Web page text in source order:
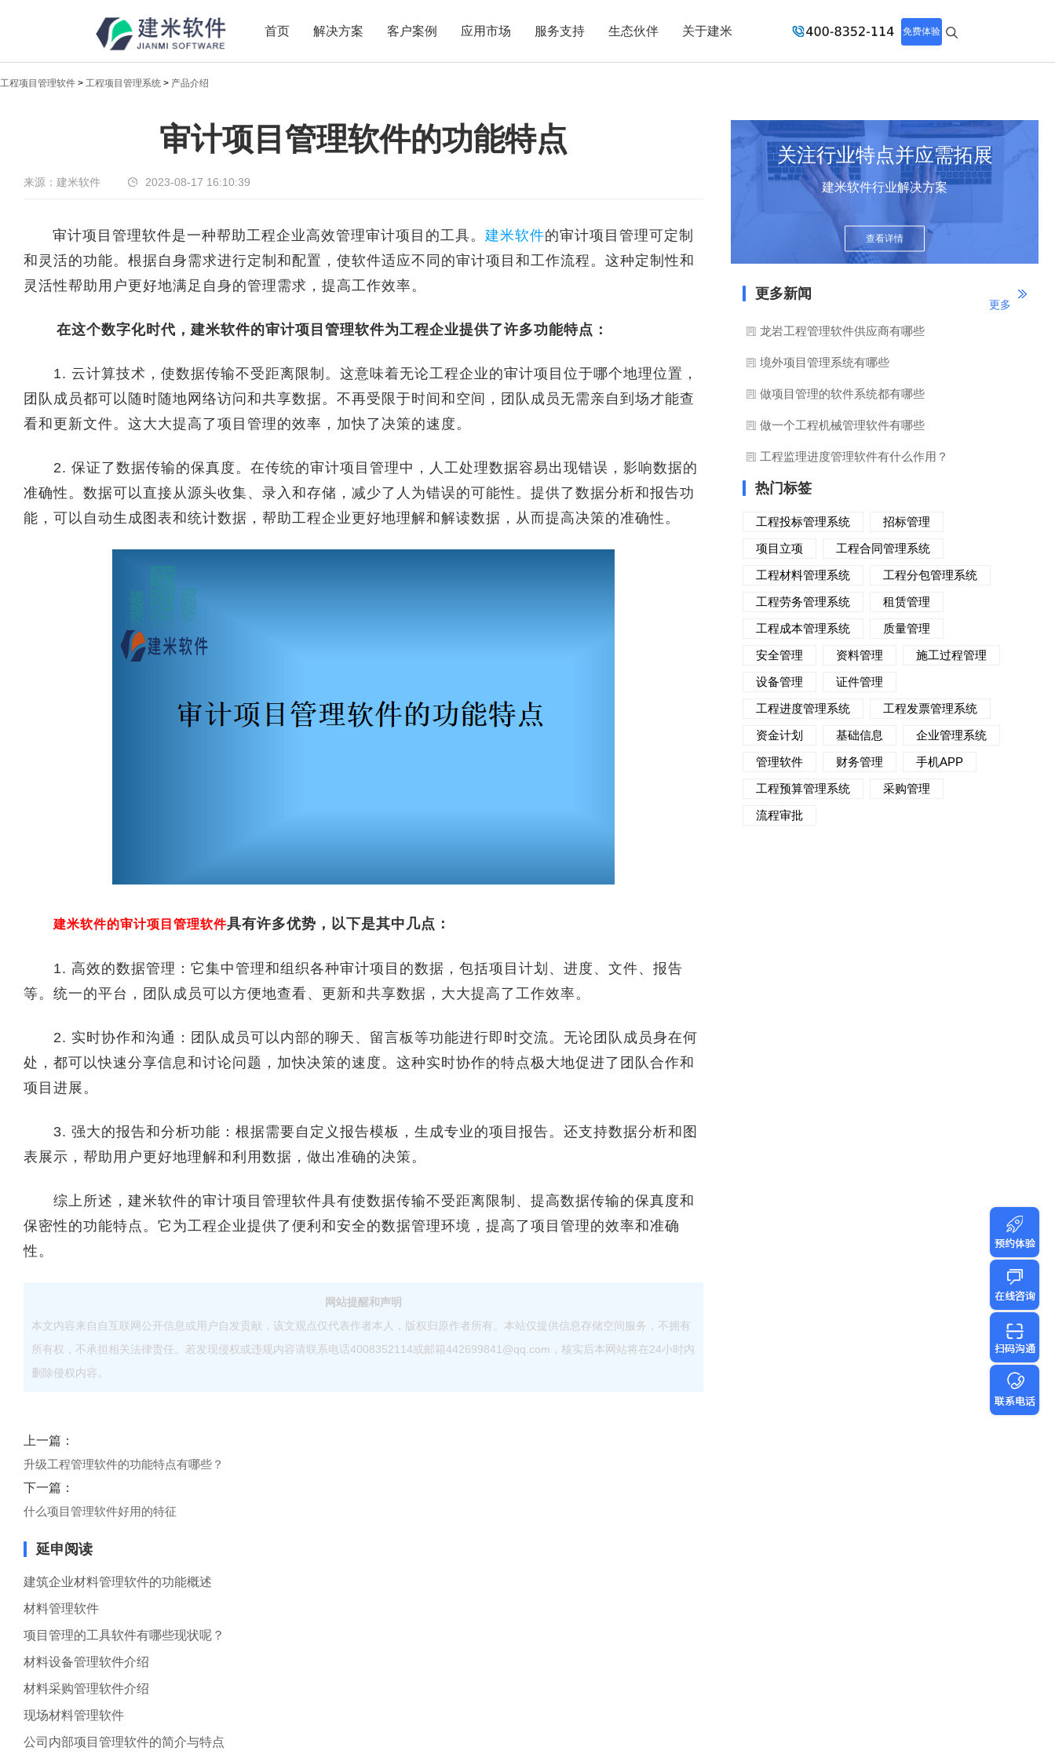
首页 解决方案 客户案例 应用市场 服务支持 生态伙伴 关于建米 免费体验
新闻中心
传递实时热点，共享商业价值
工程项目管理软件 > 工程项目管理系统 > 产品介绍
审计项目管理软件的功能特点
来源：建米软件 2023-08-17 16:10:39
审计项目管理软件是一种帮助工程企业高效管理审计项目的工具。 建米软件的审计项目管理可定制
和灵活的功能。根据自身需求进行定制和配置，使软件适应不同的审计项目和工作流程。这种定制性和
灵活性帮助用户更好地满足自身的管理需求，提高工作效率。
在这个数字化时代，建米软件的审计项目管理软件为工程企业提供了许多功能特点：
1. 云计算技术，使数据传输不受距离限制。这意味着无论工程企业的审计项目位于哪个地理位置，
团队成员都可以随时随地网络访问和共享数据。不再受限于时间和空间，团队成员无需亲自到场才能查
看和更新文件。这大大提高了项目管理的效率，加快了决策的速度。
2. 保证了数据传输的保真度。在传统的审计项目管理中，人工处理数据容易出现错误，影响数据的
准确性。数据可以直接从源头收集、录入和存储，减少了人为错误的可能性。提供了数据分析和报告功
能，可以自动生成图表和统计数据，帮助工程企业更好地理解和解读数据，从而提高决策的准确性。
建米软件的审计项目管理软件具有许多优势，以下是其中几点：
1. 高效的数据管理：它集中管理和组织各种审计项目的数据，包括项目计划、进度、文件、报告
等。统一的平台，团队成员可以方便地查看、更新和共享数据，大大提高了工作效率。
2. 实时协作和沟通：团队成员可以内部的聊天、留言板等功能进行即时交流。无论团队成员身在何
处，都可以快速分享信息和讨论问题，加快决策的速度。这种实时协作的特点极大地促进了团队合作和
项目进展。
3. 强大的报告和分析功能：根据需要自定义报告模板，生成专业的项目报告。还支持数据分析和图
表展示，帮助用户更好地理解和利用数据，做出准确的决策。
综上所述，建米软件的审计项目管理软件具有使数据传输不受距离限制、提高数据传输的保真度和
保密性的功能特点。它为工程企业提供了便利和安全的数据管理环境，提高了项目管理的效率和准确
性。
网站提醒和声明
本文内容来自自互联网公开信息或用户自发贡献，该文观点仅代表作者本人，版权归原作者所有。本站仅提供信息存储空间服务，不拥有
所有权，不承担相关法律责任。若发现侵权或违规内容请联系电话4008352114或邮箱442699841@qq.com，核实后本网站将在24小时内
删除侵权内容。
上一篇：
升级工程管理软件的功能特点有哪些？
下一篇：
什么项目管理软件好用的特征
延申阅读
建筑企业材料管理软件的功能概述
材料管理软件
项目管理的工具软件有哪些现状呢？
材料设备管理软件介绍
材料采购管理软件介绍
现场材料管理软件
公司内部项目管理软件的简介与特点
关注行业特点并应需拓展
建米软件行业解决方案
查看详情
更多新闻
更多
龙岩工程管理软件供应商有哪些
境外项目管理系统有哪些
做项目管理的软件系统都有哪些
做一个工程机械管理软件有哪些
工程监理进度管理软件有什么作用？
热门标签
工程投标管理系统
招标管理
项目立项
工程合同管理系统
工程材料管理系统
工程分包管理系统
工程劳务管理系统
租赁管理
工程成本管理系统
质量管理
安全管理
资料管理
施工过程管理
设备管理
证件管理
工程进度管理系统
工程发票管理系统
资金计划
基础信息
企业管理系统
管理软件
财务管理
手机APP
工程预算管理系统
采购管理
流程审批